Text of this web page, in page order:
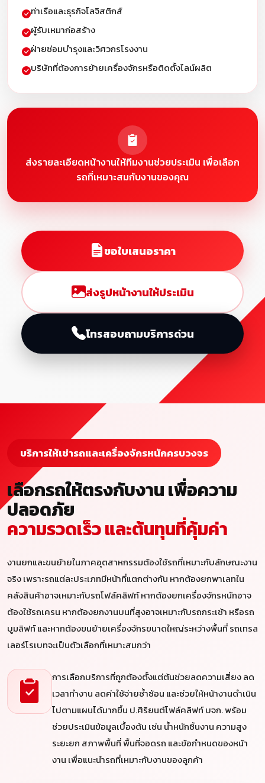
ท่าเรือและธุรกิจโลจิสติกส์
ผู้รับเหมาก่อสร้าง
ฝ่ายซ่อมบำรุงและวิศวกรโรงงาน
บริษัทที่ต้องการย้ายเครื่องจักรหรือติดตั้งไลน์ผลิต
ส่งรายละเอียดหน้างานให้ทีมงานช่วยประเมิน เพื่อเลือก
รถที่เหมาะสมกับงานของคุณ
ขอใบเสนอราคา
ส่งรูปหน้างานให้ประเมิน
โทรสอบถามบริการด่วน
บริการให้เช่ารถและเครื่องจักรหนักครบวงจร
เลือกรถให้ตรงกับงาน เพื่อความ
ปลอดภัย
ความรวดเร็ว และต้นทุนที่คุ้มค่า
งานยกและขนย้ายในภาคอุตสาหกรรมต้องใช้รถที่เหมาะกับลักษณะงาน
จริง เพราะรถแต่ละประเภทมีหน้าที่แตกต่างกัน หากต้องยกพาเลทใน
คลังสินค้าอาจเหมาะกับรถโฟล์คลิฟท์ หากต้องยกเครื่องจักรหนักอาจ
ต้องใช้รถเครน หากต้องยกงานบนที่สูงอาจเหมาะกับรถกระเช้า หรือรถ
บูมลิฟท์ และหากต้องขนย้ายเครื่องจักรขนาดใหญ่ระหว่างพื้นที่ รถเทรล
เลอร์โรเบทจะเป็นตัวเลือกที่เหมาะสมกว่า
การเลือกบริการที่ถูกต้องตั้งแต่ต้นช่วยลดความเสี่ยง ลด
เวลาทำงาน ลดค่าใช้จ่ายซ้ำซ้อน และช่วยให้หน้างานดำเนิน
ไปตามแผนได้มากขึ้น ป.ศิริยนต์โฟล์คลิฟท์ บจก. พร้อม
ช่วยประเมินข้อมูลเบื้องต้น เช่น น้ำหนักชิ้นงาน ความสูง
ระยะยก สภาพพื้นที่ พื้นที่จอดรถ และข้อกำหนดของหน้า
งาน เพื่อแนะนำรถที่เหมาะกับงานของลูกค้า